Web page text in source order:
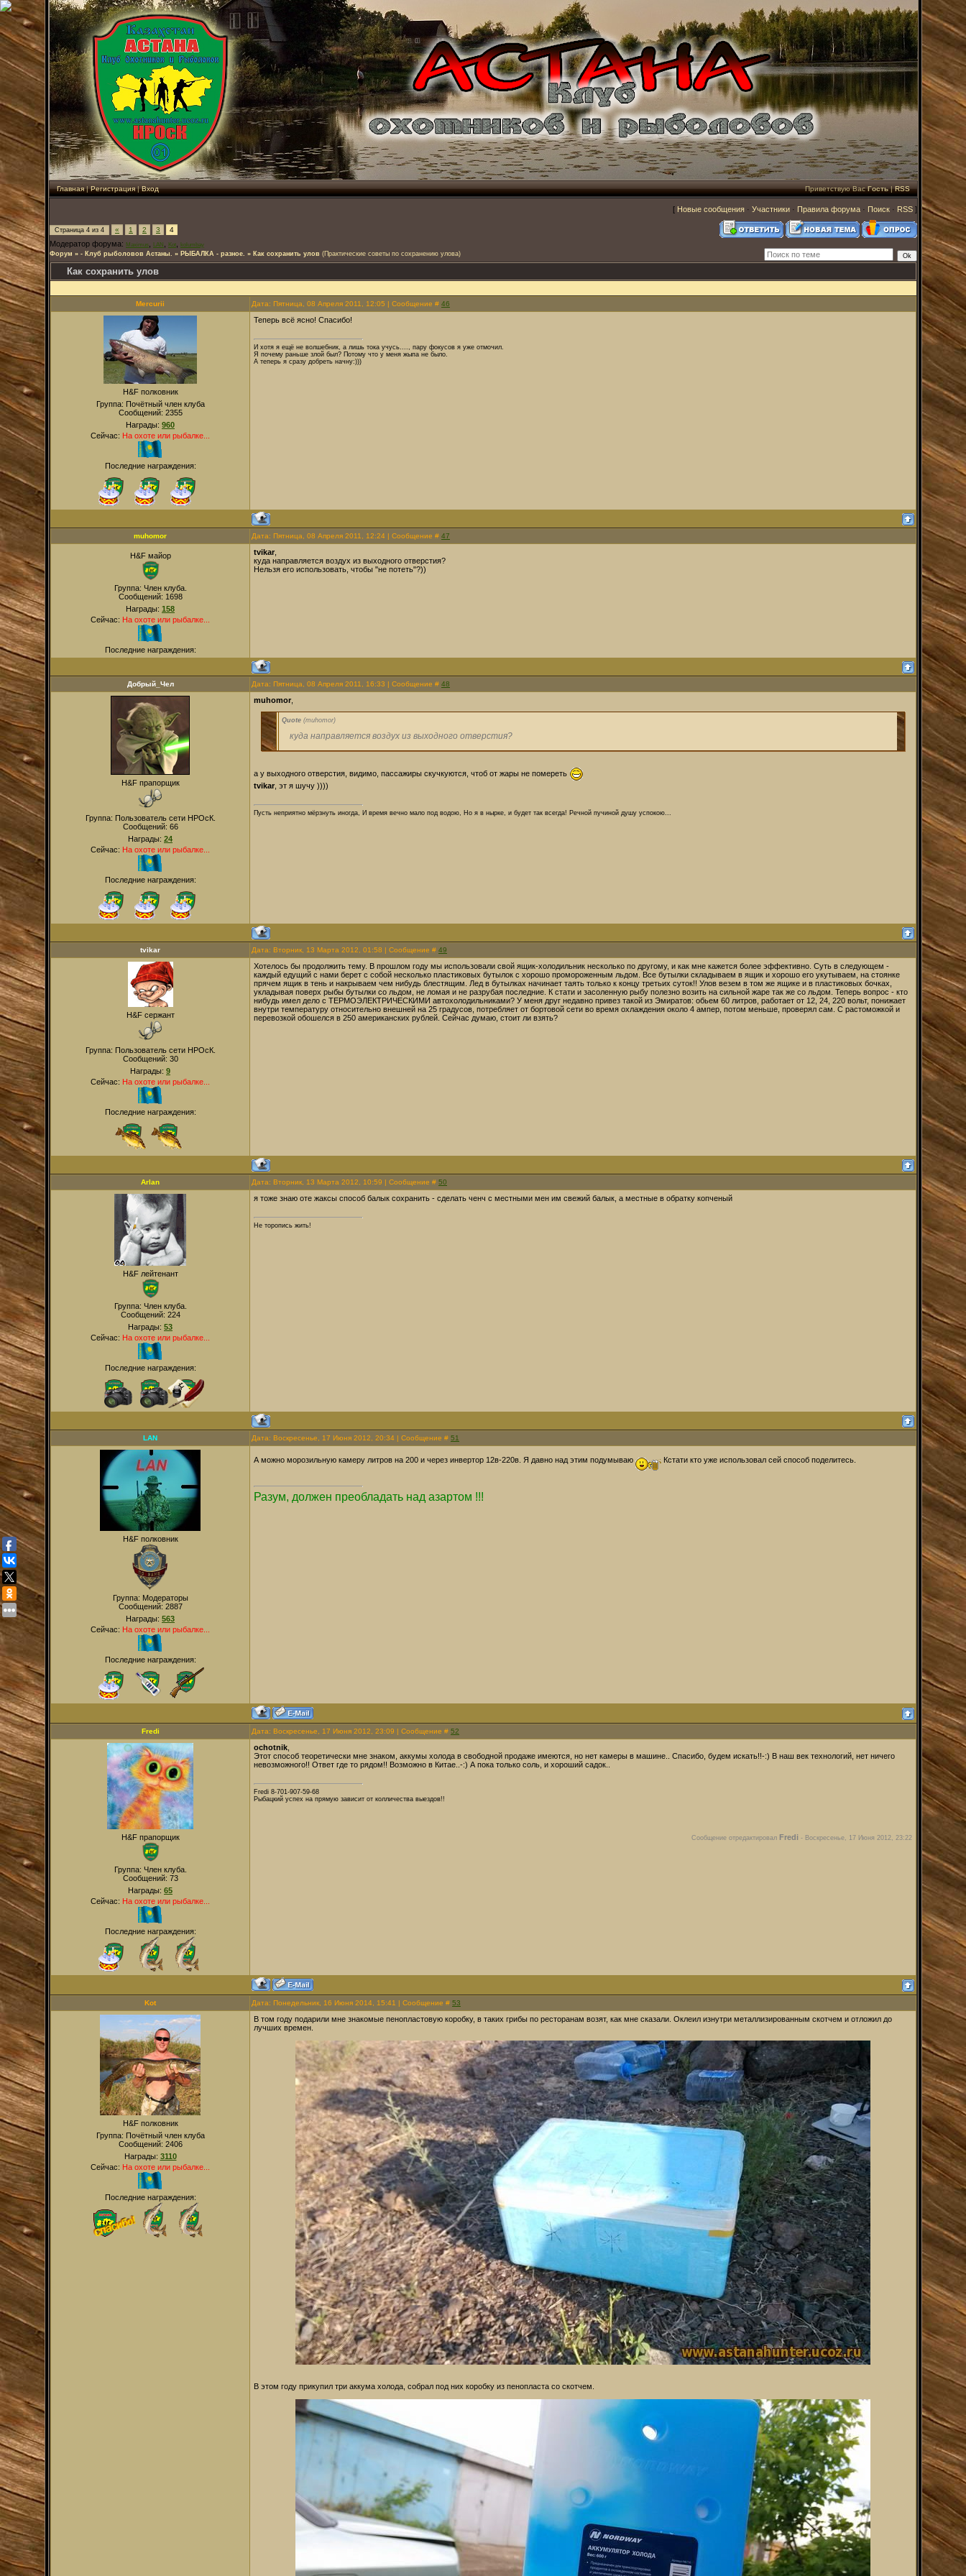
Главная|Регистрация|Вход Приветствую Вас Гость|RSS
[ Новые сообщения · Участники · Правила форума · Поиск · RSS ]
Страница 4 из 4 « 1 2 3 4
Модератор форума: Maximus LAN Kot kolumbay
Форум » - Клуб рыболовов Астаны. » РЫБАЛКА - разное. » Как сохранить улов (Практические советы по сохранению улова)
Как сохранить улов
Mercurii Дата: Пятница, 08 Апреля 2011, 12:05 | Сообщение # 46
H&F полковник
Группа: Почётный член клуба
Сообщений: 2355
Награды: 960
Сейчас: На охоте или рыбалке...
Последние награждения:
Теперь всё ясно! Спасибо!
И хотя я ещё не волшебник, а лишь тока учусь...., пару фокусов я уже отмочил.
Я почему раньше злой был? Потому что у меня жыпа не было.
А теперь я сразу добреть начну:)))
muhomor Дата: Пятница, 08 Апреля 2011, 12:24 | Сообщение # 47
H&F майор
Группа: Член клуба.
Сообщений: 1698
Награды: 158
Сейчас: На охоте или рыбалке...
Последние награждения:
tvikar
куда направляется воздух из выходного отверстия?
Нельзя его использовать, чтобы "не потеть"?))
Добрый_Чел Дата: Пятница, 08 Апреля 2011, 16:33 | Сообщение # 48
H&F прапорщик
Группа: Пользователь сети НРОсК.
Сообщений: 66
Награды: 24
Сейчас: На охоте или рыбалке...
Последние награждения:
muhomor
Quote (muhomor)
куда направляется воздух из выходного отверстия?
а у выходного отверстия, видимо, пассажиры скучкуются, чтоб от жары не помереть
tvikar , эт я шучу ))))
Пусть неприятно мёрзнуть иногда, И время вечно мало под водою, Но я в нырке, и будет так всегда! Речной пучиной душу успокою...
tvikar Дата: Вторник, 13 Марта 2012, 01:58 | Сообщение # 49
H&F сержант
Группа: Пользователь сети НРОсК.
Сообщений: 30
Награды: 9
Сейчас: На охоте или рыбалке...
Последние награждения:
Хотелось бы продолжить тему. В прошлом году мы использовали свой ящик-холодильник несколько по другому, и как мне кажется более эффективно. Суть в следующем -
каждый едущий с нами берет с собой несколько пластиковых бутылок с хорошо промороженным льдом. Все бутылки складываем в ящик и хорошо его укутываем, на стоянке
прячем ящик в тень и накрываем чем нибудь блестящим. Лед в бутылках начинает таять только к концу третьих суток!! Улов везем в том же ящике и в пластиковых бочках,
укладывая поверх рыбы бутылки со льдом, не ломая и не разрубая последние. К стати и засоленную рыбу полезно возить на сильной жаре так же со льдом. Теперь вопрос - кто
нибудь имел дело с ТЕРМОЭЛЕКТРИЧЕСКИМИ автохолодильниками? У меня друг недавно привез такой из Эмиратов: обьем 60 литров, работает от 12, 24, 220 вольт, понижает
внутри температуру относительно внешней на 25 градусов, потребляет от бортовой сети во время охлаждения около 4 ампер, потом меньше, проверял сам. С растоможкой и
перевозкой обошелся в 250 американских рублей. Сейчас думаю, стоит ли взять?
Arlan Дата: Вторник, 13 Марта 2012, 10:59 | Сообщение # 50
H&F лейтенант
Группа: Член клуба.
Сообщений: 224
Награды: 53
Сейчас: На охоте или рыбалке...
Последние награждения:
я тоже знаю оте жаксы способ балык сохранить - сделать ченч с местными мен им свежий балык, а местные в обратку копченый
Не торопись жить!
LAN Дата: Воскресенье, 17 Июня 2012, 20:34 | Сообщение # 51
H&F полковник
Группа: Модераторы
Сообщений: 2887
Награды: 563
Сейчас: На охоте или рыбалке...
Последние награждения:
А можно морозильную камеру литров на 200 и через инвертор 12в-220в. Я давно над этим подумываю Кстати кто уже использовал сей способ поделитесь.
Разум, должен преобладать над азартом !!!
Fredi Дата: Воскресенье, 17 Июня 2012, 23:09 | Сообщение # 52
H&F прапорщик
Группа: Член клуба.
Сообщений: 73
Награды: 65
Сейчас: На охоте или рыбалке...
Последние награждения:
ochotnik
Этот способ теоретически мне знаком, аккумы холода в свободной продаже имеются, но нет камеры в машине.. Спасибо, будем искать!!-:) В наш век технологий, нет ничего
невозможного!! Ответ где то рядом!! Возможно в Китае..-:) А пока только соль, и хороший садок..
Fredi 8-701-907-59-68
Рыбацкий успех на прямую зависит от колличества выездов!!
Сообщение отредактировал Fredi - Воскресенье, 17 Июня 2012, 23:22
Kot Дата: Понедельник, 16 Июня 2014, 15:41 | Сообщение # 53
H&F полковник
Группа: Почётный член клуба
Сообщений: 2406
Награды: 3110
Сейчас: На охоте или рыбалке...
Последние награждения:
В том году подарили мне знакомые пенопластовую коробку, в таких грибы по ресторанам возят, как мне сказали. Оклеил изнутри металлизированным скотчем и отложил до
лучших времен.
В этом году прикупил три аккума холода, собрал под них коробку из пенопласта со скотчем.